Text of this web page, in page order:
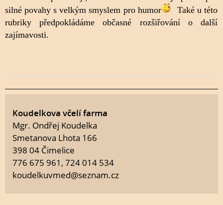
silné povahy s velkým smyslem pro humor
. Také u této
rubriky předpokládáme občasné rozšiřování o další
zajímavosti.
Koudelkova včelí farma
Mgr. Ondřej Koudelka
Smetanova Lhota 166
398 04 Čimelice
776 675 961, 724 014 534
koudelkuvmed@seznam.cz